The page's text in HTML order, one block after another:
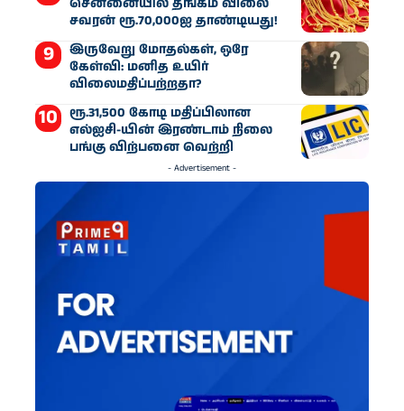
சென்னையில் தங்கம் விலை
சவரன் ரூ.70,000ஐ தாண்டியது!
இருவேறு மோதல்கள், ஒரே
கேள்வி: மனித உயிர்
விலைமதிப்பற்றதா?
ரூ.31,500 கோடி மதிப்பிலான
எல்ஐசி-​யின் இரண்​டாம் நிலை
பங்கு விற்பனை வெற்றி
- Advertisement -